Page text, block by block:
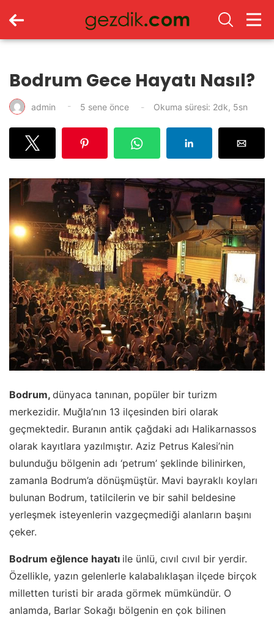
Bodrum Gece Hayatı Nasıl?
admin 5 sene önce Okuma süresi: 2dk, 5sn
Bodrum, dünyaca tanınan, popüler bir turizm
merkezidir. Muğla’nın 13 ilçesinden biri olarak
geçmektedir. Buranın antik çağdaki adı Halikarnassos
olarak kayıtlara yazılmıştır. Aziz Petrus Kalesi’nin
bulunduğu bölgenin adı ‘petrum’ şeklinde bilinirken,
zamanla Bodrum’a dönüşmüştür. Mavi bayraklı koyları
bulunan Bodrum, tatilcilerin ve bir sahil beldesine
yerleşmek isteyenlerin vazgeçmediği alanların başını
çeker.
Bodrum eğlence hayatı ile ünlü, cıvıl cıvıl bir yerdir.
Özellikle, yazın gelenlerle kalabalıklaşan ilçede birçok
milletten turisti bir arada görmek mümkündür. O
anlamda, Barlar Sokağı bölgenin en çok bilinen